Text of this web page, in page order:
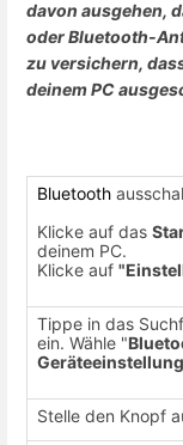
davon ausgehen,
oder Bluetooth-
zu versichern,
deinem PC
Bluetooth
Klicke auf das
deinem PC.
Klicke auf
Tippe in das
ein. Wähle "
Stelle den Knopf